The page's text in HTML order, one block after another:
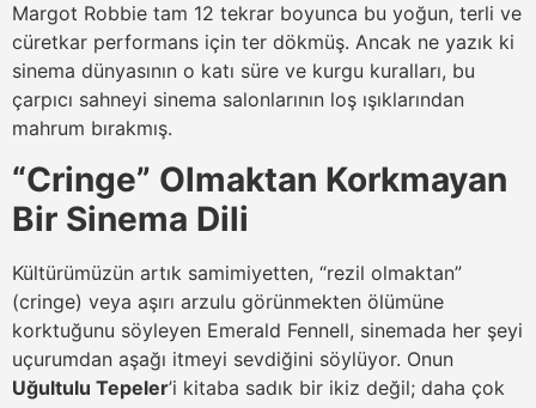
Margot Robbie tam 12 tekrar boyunca bu yoğun, terli ve
cüretkar performans için ter dökmüş. Ancak ne yazık ki
sinema dünyasının o katı süre ve kurgu kuralları, bu
çarpıcı sahneyi sinema salonlarının loş ışıklarından
mahrum bırakmış.
“Cringe” Olmaktan Korkmayan
Bir Sinema Dili
Kültürümüzün artık samimiyetten, “rezil olmaktan”
(cringe) veya aşırı arzulu görünmekten ölümüne
korktuğunu söyleyen Emerald Fennell, sinemada her şeyi
uçurumdan aşağı itmeyi sevdiğini söylüyor. Onun
Uğultulu Tepeler’i kitaba sadık bir ikiz değil; daha çok